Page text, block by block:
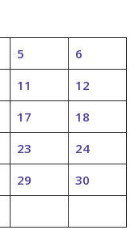
5
6
11
12
17
18
23
24
29
30